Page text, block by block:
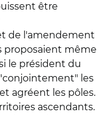
être
de l'amendement
proposaient même
le président du
les
agréent les pôles.
ascendants.